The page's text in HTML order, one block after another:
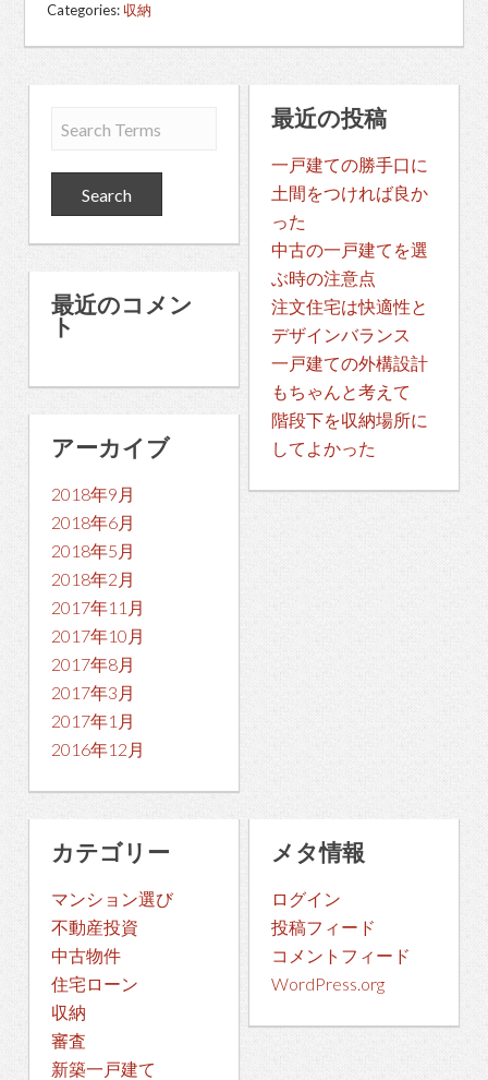
Categories: 収納
最近の投稿
一戸建ての勝手口に
土間をつければ良か
った
中古の一戸建てを選
ぶ時の注意点
注文住宅は快適性と
デザインバランス
一戸建ての外構設計
もちゃんと考えて
階段下を収納場所に
してよかった
最近のコメン
ト
アーカイブ
2018年9月
2018年6月
2018年5月
2018年2月
2017年11月
2017年10月
2017年8月
2017年3月
2017年1月
2016年12月
カテゴリー
マンション選び
不動産投資
中古物件
住宅ローン
収納
審査
新築一戸建て
メタ情報
ログイン
投稿フィード
コメントフィード
WordPress.org